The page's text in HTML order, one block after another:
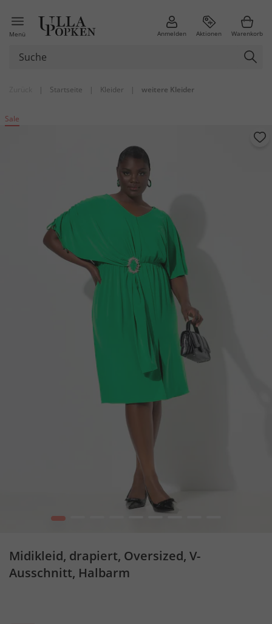
Menü Anmelden Aktionen Warenkorb
| Startseite | Kleider | weitere Kleider
Sale
1
Midikleid, drapiert, Oversized, V-
Ausschnitt, Halbarm